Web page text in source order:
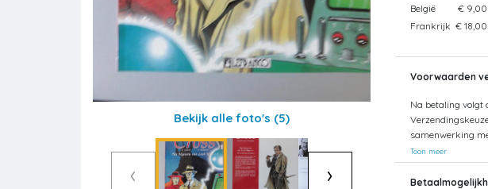
Bekijk alle foto's (5)
‹ ›
België
€ 9,00
Frankrijk € 18,00
Voorwaarden
Na betaling volgt
samenwerking
Toon meer